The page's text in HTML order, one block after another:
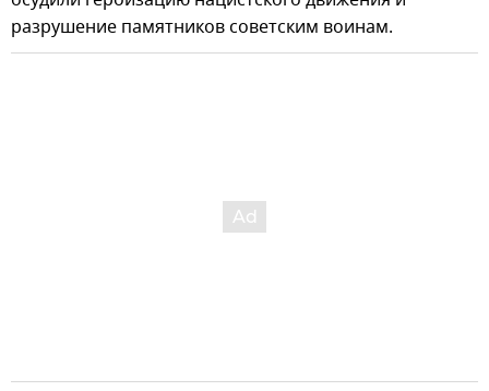
разрушение памятников советским воинам.